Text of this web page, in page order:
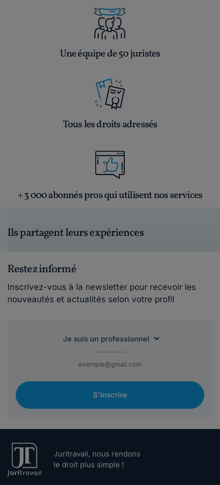
Une équipe de 50 juristes
Tous les droits adressés
+ 3 000 abonnés pros qui utilisent nos services
Ils partagent leurs expériences
Restez informé
Inscrivez-vous à la newsletter pour recevoir les
nouveautés et actualités selon votre profil
S'inscrire
Juritravail, nous rendons
le droit plus simple !